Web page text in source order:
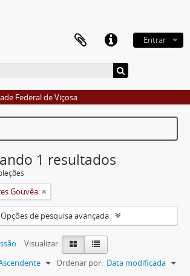
Entrar
Federal de Viçosa
1 resultados
Gouvêa
Opções de pesquisa avançada
Visualizar:
Ordenar por: Data modificada